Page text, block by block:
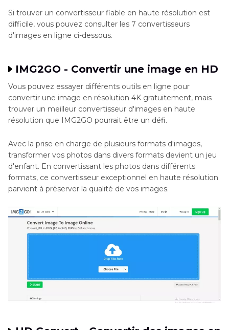
Si trouver un convertisseur fiable en haute résolution est
difficile, vous pouvez consulter les 7 convertisseurs
d'images en ligne ci-dessous.
IMG2GO - Convertir une image en HD
Vous pouvez essayer différents outils en ligne pour
convertir une image en résolution 4K gratuitement, mais
trouver un meilleur convertisseur d'images en haute
résolution que IMG2GO pourrait être un défi.
Avec la prise en charge de plusieurs formats d'images,
transformer vos photos dans divers formats devient un jeu
d'enfant. En convertissant les photos dans différents
formats, ce convertisseur exceptionnel en haute résolution
parvient à préserver la qualité de vos images.